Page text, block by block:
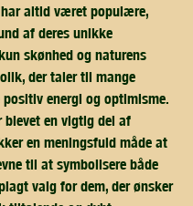
altid været populære,
af deres unikke
skønhed og naturens
der taler til mange
energi og optimisme.
blevet en vigtig del af
en meningsfuld måde at
til at symbolisere både
valg for dem, der ønsker